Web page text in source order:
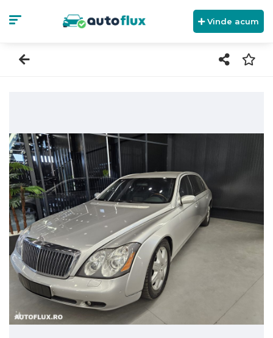
Vinde acum